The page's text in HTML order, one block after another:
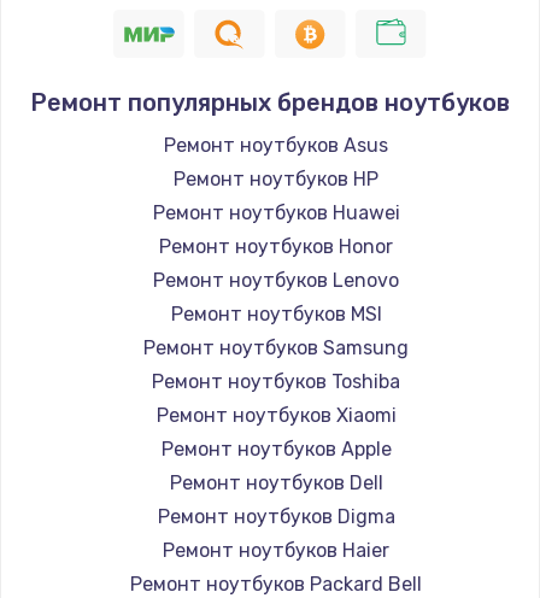
Ремонт популярных брендов ноутбуков
Ремонт ноутбуков Asus
Ремонт ноутбуков HP
Ремонт ноутбуков Huawei
Ремонт ноутбуков Honor
Ремонт ноутбуков Lenovo
Ремонт ноутбуков MSI
Ремонт ноутбуков Samsung
Ремонт ноутбуков Toshiba
Ремонт ноутбуков Xiaomi
Ремонт ноутбуков Apple
Ремонт ноутбуков Dell
Ремонт ноутбуков Digma
Ремонт ноутбуков Haier
Ремонт ноутбуков Packard Bell